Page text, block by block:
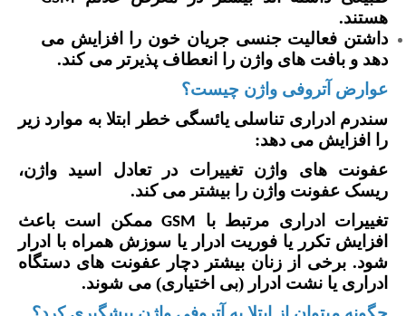
هستند.
داشتن فعالیت جنسی جریان خون را افزایش می
دهد و بافت های واژن را انعطاف پذیرتر می کند.
عوارض آتروفی واژن چیست؟
سندرم ادراری تناسلی یائسگی خطر ابتلا به موارد زیر
را افزایش می دهد:
عفونت های واژن تغییرات در تعادل اسید واژن،
ریسک عفونت واژن را بیشتر می کند.
تغییرات ادراری مرتبط با
GSMممکن است باعث
افزایش تکرر یا فوریت ادرار یا سوزش همراه با ادرار
شود. برخی از زنان بیشتر دچار عفونت های دستگاه
ادراری یا نشت ادرار (بی اختیاری) می شوند.